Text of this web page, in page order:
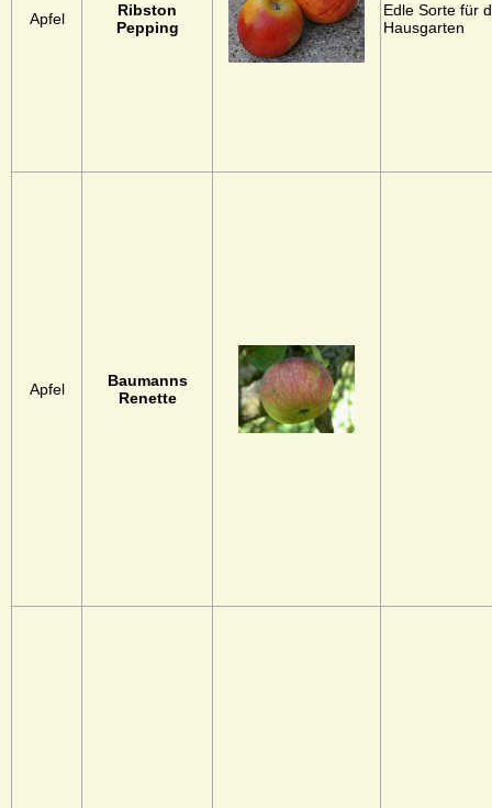
Apfel
Ribston
Pepping
Edle Sorte für
Hausgarten
Apfel
Baumanns
Renette